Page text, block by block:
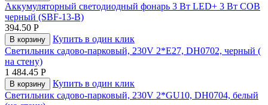
Аккумуляторный светодиодный фонарь 3 Вт LED+ 3 Вт COB
черный (SBF-13-B)
394.50 Р
В корзину
Купить в один клик
Светильник садово-парковый, 230V 2*E27, DH0702, черный (
на стену)
1 484.45 Р
В корзину
Купить в один клик
Светильник садово-парковый, 230V 2*GU10, DH0704, белый